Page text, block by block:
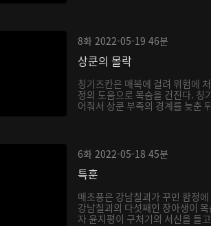
8화 2022-05-19 46분
상쿤의 몰락
칭기즈칸은 매복에 걸려 위험에
정의 도움으로 목숨을 건진다. 칭
어줘서 상쿤 부족의 경계를 늦춘
6화 2022-05-18 45분
특훈
매초풍은 강남칠괴가 꾸민 함정
강남칠괴의 다섯째인 장아생이
자 윤지평이 구처기의 서신을 들